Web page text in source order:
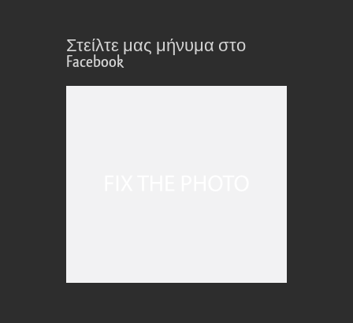
Στείλτε μας μήνυμα στο
Facebook